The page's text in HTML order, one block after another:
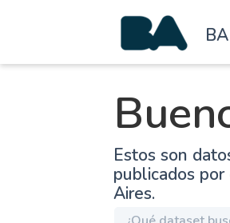
Estos son
publicados
Aires.